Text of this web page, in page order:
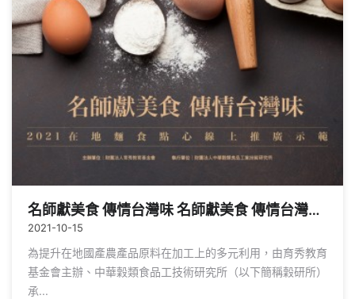
名師獻美食 傳情台灣味 名師獻美食 傳情台灣味在
2021-10-15
為提升在地國產農產品原料在加工上的多元利用，由育秀教育
基金會主辦、中華穀類食品工技術研究所（以下簡稱穀研所）
承...